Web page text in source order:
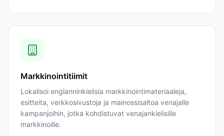
Markkinointitiimit
Lokalisoi englanninkielisia markkinointimateriaaleja,
esitteita, verkkosivustoja ja mainossisaltoa venajalle
kampanjoihin, jotka kohdistuvat venajankielisille
markkinoille.